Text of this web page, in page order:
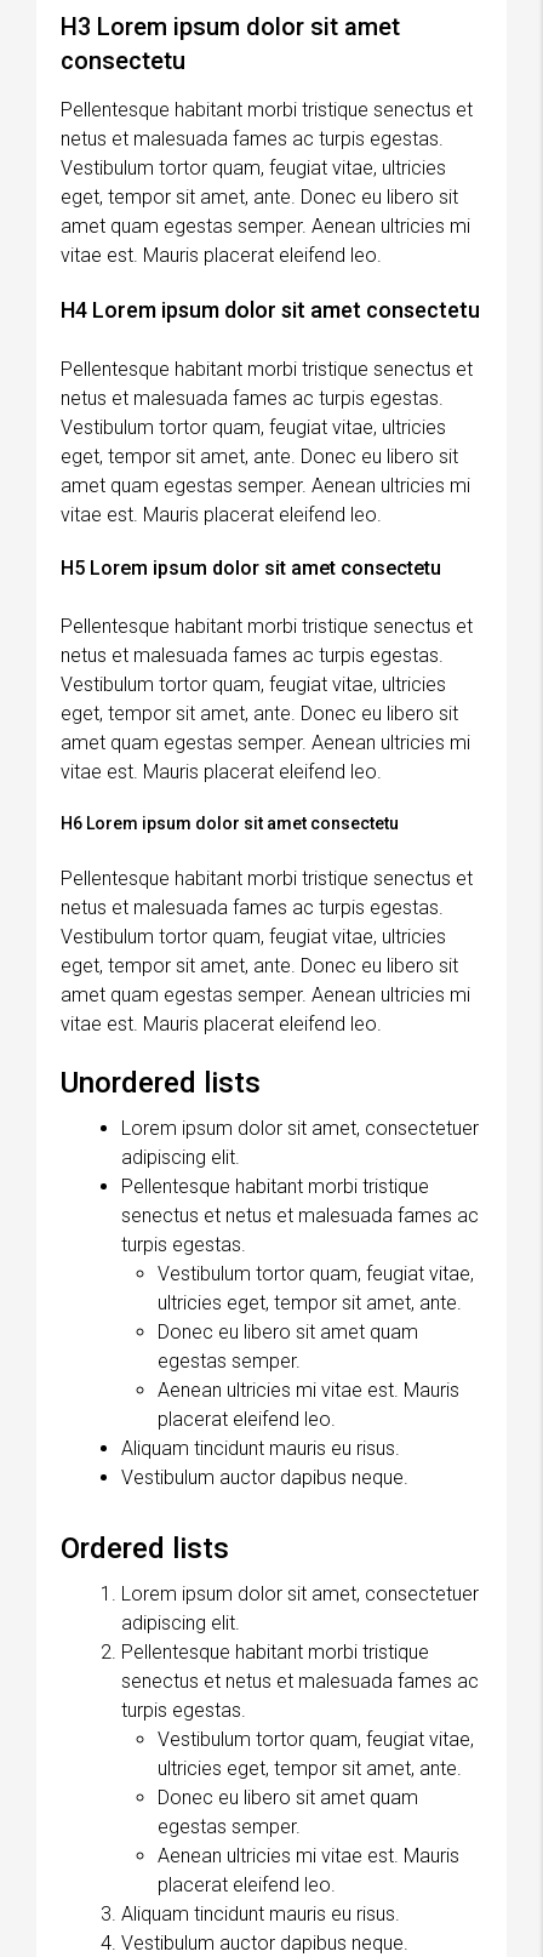
H3 Lorem ipsum dolor sit amet
consectetu
Pellentesque habitant morbi tristique senectus et
netus et malesuada fames ac turpis egestas.
Vestibulum tortor quam, feugiat vitae, ultricies
eget, tempor sit amet, ante. Donec eu libero sit
amet quam egestas semper. Aenean ultricies mi
vitae est. Mauris placerat eleifend leo.
H4 Lorem ipsum dolor sit amet consectetu
Pellentesque habitant morbi tristique senectus et
netus et malesuada fames ac turpis egestas.
Vestibulum tortor quam, feugiat vitae, ultricies
eget, tempor sit amet, ante. Donec eu libero sit
amet quam egestas semper. Aenean ultricies mi
vitae est. Mauris placerat eleifend leo.
H5 Lorem ipsum dolor sit amet consectetu
Pellentesque habitant morbi tristique senectus et
netus et malesuada fames ac turpis egestas.
Vestibulum tortor quam, feugiat vitae, ultricies
eget, tempor sit amet, ante. Donec eu libero sit
amet quam egestas semper. Aenean ultricies mi
vitae est. Mauris placerat eleifend leo.
H6 Lorem ipsum dolor sit amet consectetu
Pellentesque habitant morbi tristique senectus et
netus et malesuada fames ac turpis egestas.
Vestibulum tortor quam, feugiat vitae, ultricies
eget, tempor sit amet, ante. Donec eu libero sit
amet quam egestas semper. Aenean ultricies mi
vitae est. Mauris placerat eleifend leo.
Unordered lists
Lorem ipsum dolor sit amet, consectetuer
adipiscing elit.
Pellentesque habitant morbi tristique
senectus et netus et malesuada fames ac
turpis egestas.
Vestibulum tortor quam, feugiat vitae,
ultricies eget, tempor sit amet, ante.
Donec eu libero sit amet quam
egestas semper.
Aenean ultricies mi vitae est. Mauris
placerat eleifend leo.
Aliquam tincidunt mauris eu risus.
Vestibulum auctor dapibus neque.
Ordered lists
Lorem ipsum dolor sit amet, consectetuer
adipiscing elit.
Pellentesque habitant morbi tristique
senectus et netus et malesuada fames ac
turpis egestas.
Vestibulum tortor quam, feugiat vitae,
ultricies eget, tempor sit amet, ante.
Donec eu libero sit amet quam
egestas semper.
Aenean ultricies mi vitae est. Mauris
placerat eleifend leo.
Aliquam tincidunt mauris eu risus.
Vestibulum auctor dapibus neque.